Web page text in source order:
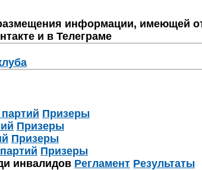
информации, имеющей
и в Телеграме
Призеры
Призеры
Призеры
Призеры
инвалидов Регламент Результаты